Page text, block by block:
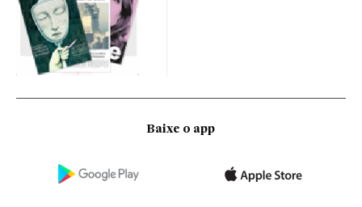
Baixe o app